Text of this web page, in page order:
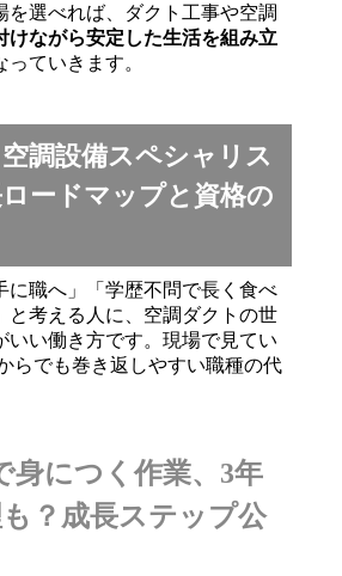
を選べれば、ダクト工事や空調
けながら安定した生活を組み立
っていきます。
調設備スペシャリス
ロードマップと資格の
に職へ」「学歴不問で長く食べ
と考える人に、空調ダクトの世
いい働き方です。現場で見てい
らでも巻き返しやすい職種の代
身につく作業、3年
？成長ステップ公